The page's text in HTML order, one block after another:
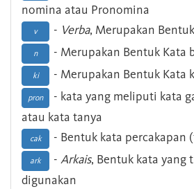
nomina atau Pronomina
v - Verba, Merupakan
n - Merupakan Bentuk Kata
ki - Merupakan Bentuk Kata
pron
- kata yang meliputi kata
atau kata tanya
cak - Bentuk kata percakapan
ark - Arkais, Bentuk kata yang
digunakan